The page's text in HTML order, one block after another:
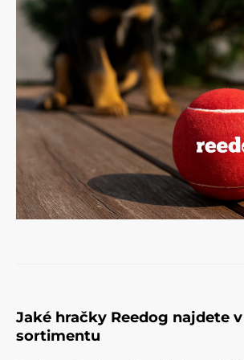
Jaké hračky Reedog najdete
sortimentu